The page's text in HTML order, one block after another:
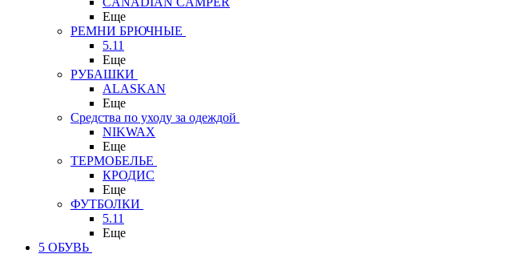
Еще
РЕМНИ БРЮЧНЫЕ
5.11
Еще
РУБАШКИ
ALASKAN
Еще
Средства по уходу за одеждой
NIKWAX
Еще
ТЕРМОБЕЛЬЕ
КРОДИС
Еще
ФУТБОЛКИ
5.11
Еще
5 ОБУВЬ